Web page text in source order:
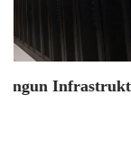
Indosat